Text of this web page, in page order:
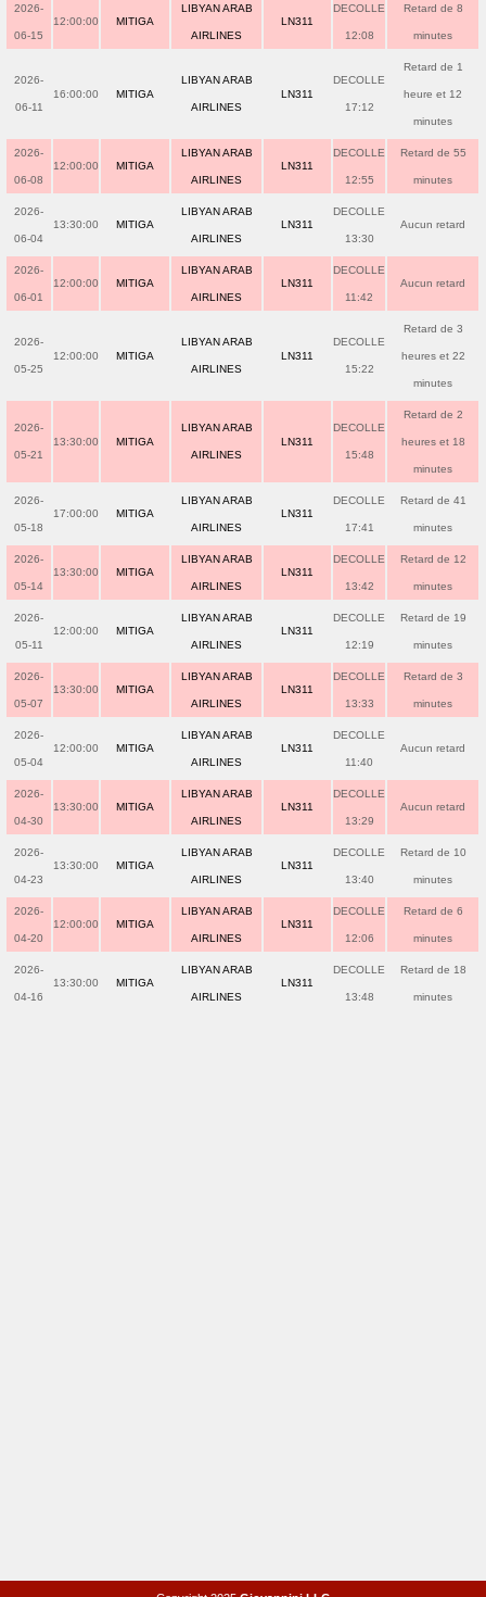
2026-
06-15
12:00:00 MITIGA
LIBYAN ARAB
AIRLINES
LN311
DECOLLE
12:08
Retard de 8
minutes
2026-
06-11
16:00:00 MITIGA
LIBYAN ARAB
AIRLINES
LN311
DECOLLE
17:12
Retard de 1
heure et 12
minutes
2026-
06-08
12:00:00 MITIGA
LIBYAN ARAB
AIRLINES
LN311
DECOLLE
12:55
Retard de 55
minutes
2026-
06-04
13:30:00 MITIGA
LIBYAN ARAB
AIRLINES
LN311
DECOLLE
13:30
Aucun retard
2026-
06-01
12:00:00 MITIGA
LIBYAN ARAB
AIRLINES
LN311
DECOLLE
11:42
Aucun retard
2026-
05-25
12:00:00 MITIGA
LIBYAN ARAB
AIRLINES
LN311
DECOLLE
15:22
Retard de 3
heures et 22
minutes
2026-
05-21
13:30:00 MITIGA
LIBYAN ARAB
AIRLINES
LN311
DECOLLE
15:48
Retard de 2
heures et 18
minutes
2026-
05-18
17:00:00 MITIGA
LIBYAN ARAB
AIRLINES
LN311
DECOLLE
17:41
Retard de 41
minutes
2026-
05-14
13:30:00 MITIGA
LIBYAN ARAB
AIRLINES
LN311
DECOLLE
13:42
Retard de 12
minutes
2026-
05-11
12:00:00 MITIGA
LIBYAN ARAB
AIRLINES
LN311
DECOLLE
12:19
Retard de 19
minutes
2026-
05-07
13:30:00 MITIGA
LIBYAN ARAB
AIRLINES
LN311
DECOLLE
13:33
Retard de 3
minutes
2026-
05-04
12:00:00 MITIGA
LIBYAN ARAB
AIRLINES
LN311
DECOLLE
11:40
Aucun retard
2026-
04-30
13:30:00 MITIGA
LIBYAN ARAB
AIRLINES
LN311
DECOLLE
13:29
Aucun retard
2026-
04-23
13:30:00 MITIGA
LIBYAN ARAB
AIRLINES
LN311
DECOLLE
13:40
Retard de 10
minutes
2026-
04-20
12:00:00 MITIGA
LIBYAN ARAB
AIRLINES
LN311
DECOLLE
12:06
Retard de 6
minutes
2026-
04-16
13:30:00 MITIGA
LIBYAN ARAB
AIRLINES
LN311
DECOLLE
13:48
Retard de 18
minutes